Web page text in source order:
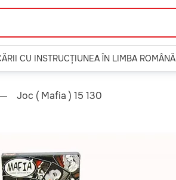
CU INSTRUCȚIUNEA ÎN LIMBA ROMÂNĂ
Joc ( Mafia ) 15 130